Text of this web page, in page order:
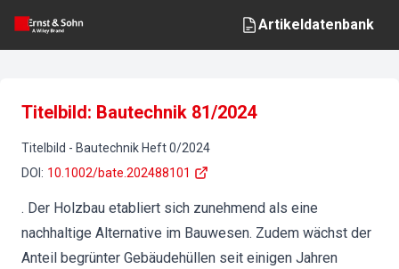
Artikeldatenbank
Titelbild: Bautechnik 81/2024
Titelbild - Bautechnik Heft0/2024
DOI : 10.1002/bate.202488101
. Der Holzbau etabliert sich zunehmend als eine
nachhaltige Alternative im Bauwesen. Zudem wächst der
Anteil begrünter Gebäudehüllen seit einigen Jahren